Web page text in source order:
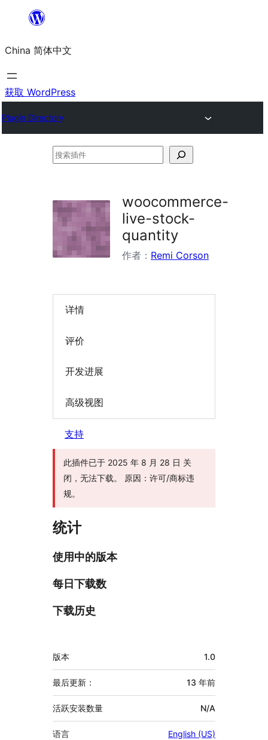
内
容
China 简体中文
获取 WordPress
Plugin Directory
搜
woocommerce-
live-stock-
quantity
作者： Remi Corson
详情
评价
开发进展
高级视图
支持
此插件已于 2025 年 8 月 28 日 关
闭，无法下载。 原因：许可/商标违
规。
统计
使用中的版本
每日下载数
下载历史
额
外
信
息
版本 1.0
最后更新： 13 年前
活跃安装数量 N/A
语言 English (US)